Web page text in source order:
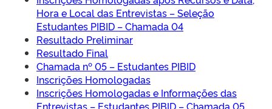
Hora e Local das Entrevistas – Seleção
Estudantes PIBID – Chamada 04
Resultado Preliminar
Resultado Final
Chamada nº 05 – Estudantes PIBID
Inscrições Homologadas
Inscrições Homologadas e Informações das
Entrevistas – Estudantes PIBID – Chamada 05